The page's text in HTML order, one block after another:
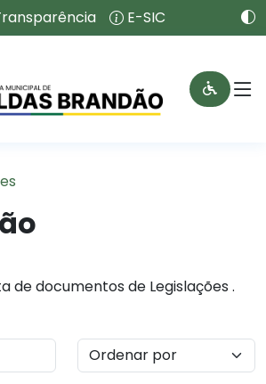
E-SIC
de documentos de Legislações .